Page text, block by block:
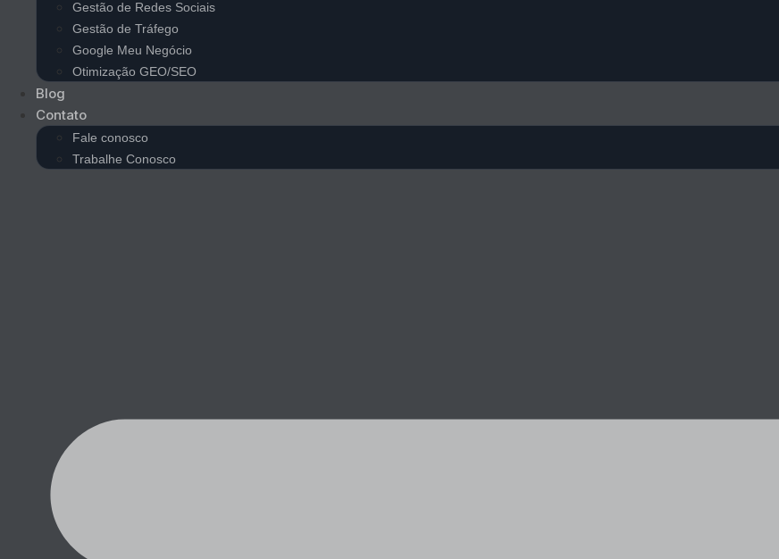
Gestão de Redes Sociais
Gestão de Tráfego
Google Meu Negócio
Otimização GEO/SEO
Blog
Contato
Fale conosco
Trabalhe Conosco